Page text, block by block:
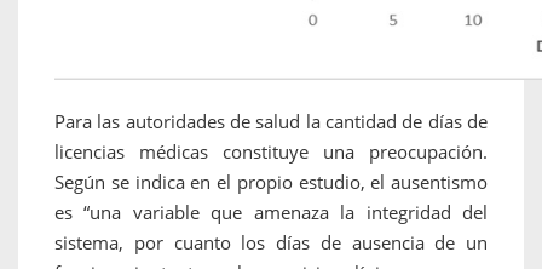
Para las autoridades de salud la cantidad de días de
licencias médicas constituye una preocupación.
Según se indica en el propio estudio, el ausentismo
es “una variable que amenaza la integridad del
sistema, por cuanto los días de ausencia de un